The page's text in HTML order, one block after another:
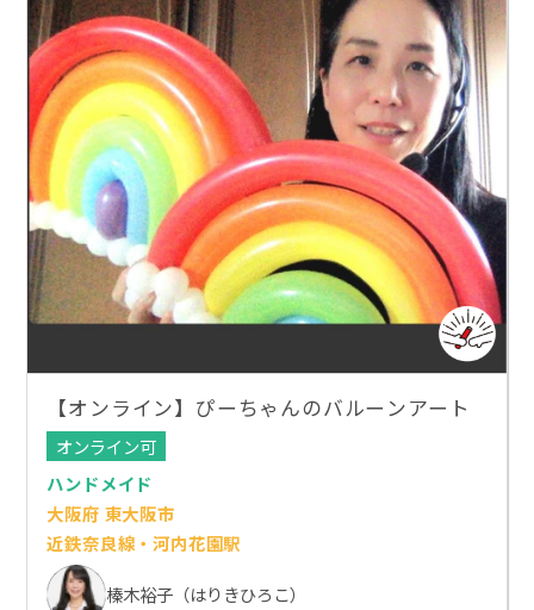
【オンライン】ぴーちゃんのバルーンアート
オンライン可
ハンドメイド
大阪府 東大阪市
近鉄奈良線・河内花園駅
榛木裕子（はりきひろこ）